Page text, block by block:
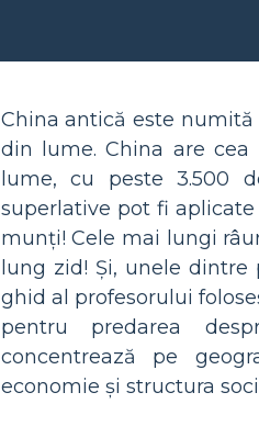
China antică este
din lume. China are
lume, cu peste 3.500
superlative pot fi
munți! Cele mai lungi
lung zid! Și, unele
ghid al profesorului
pentru predarea
concentrează pe
economie și structura